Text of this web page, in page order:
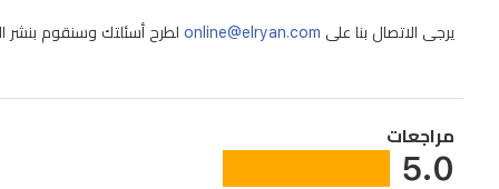
60
في
الثانية
للحصول
يرجى الاتصال بنا على online@elryan.com لطرح أسئلتك وسنقوم بنشر
مراجعات
5.0